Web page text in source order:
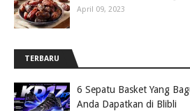
April 09, 2023
TERBARU
6 Sepatu Basket Yang
Anda Dapatkan di Blibli